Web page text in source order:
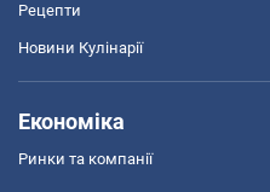
Рецепти
Новини Кулінарії
Економіка
Ринки та компанії